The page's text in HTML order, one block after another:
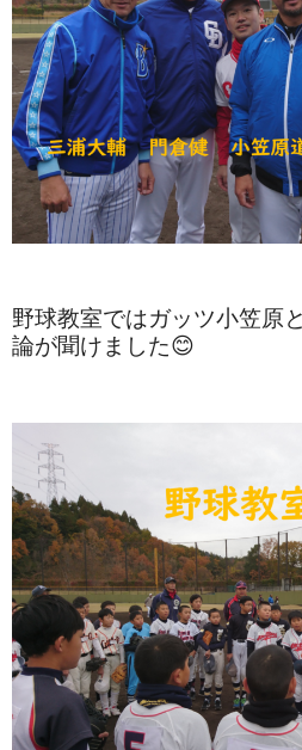
野球教室ではガッツ小笠原
論が聞けました😊